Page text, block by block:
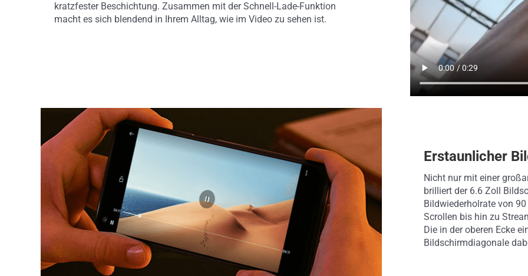
kratzfester Beschichtung. Zusammen mit der Schnell-Lade-Funktion
macht es sich blendend in Ihrem Alltag, wie im Video zu sehen ist.
Erstaunlicher
Nicht nur mit einer
brilliert der 6.6 Zoll
Bildwiederholrate von
Scrollen bis hin zu
Die in der oberen Ecke
Bildschirmdiagonale